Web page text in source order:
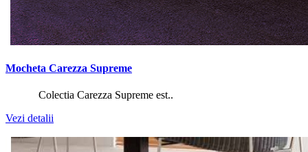
Mocheta Carezza Supreme
Colectia Carezza Supreme est..
Vezi detalii